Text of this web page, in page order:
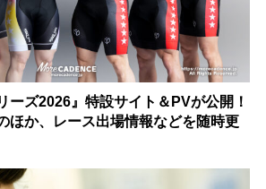
ーズ2026』特設サイト＆PVが公開！
ほか、レース出場情報などを随時更